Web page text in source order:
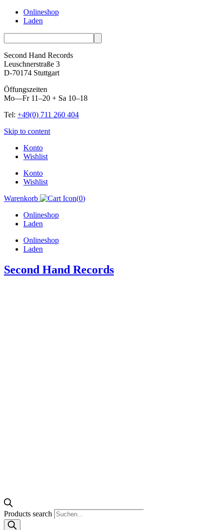
Onlineshop
Laden
Second Hand Records
Leuschnerstraße 3
D-70174 Stuttgart
Öffungszeiten
Mo—Fr 11–20 + Sa 10–18
Tel: +49(0) 711 260 404
Skip to content
Konto
Wishlist
Konto
Wishlist
Warenkorb
(0)
Onlineshop
Laden
Onlineshop
Laden
Second Hand Records
Products search